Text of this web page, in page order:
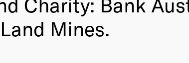
Mines.